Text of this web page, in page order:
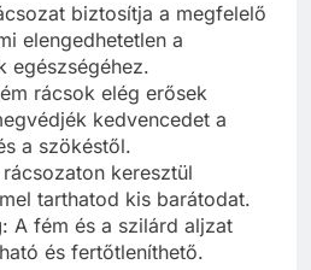
biztosítja a megfelelő
elengedhetetlen a
egészségéhez.
rácsok elég erősek
kedvencedet a
a szökéstől.
keresztül
tarthatod kis barátodat.
: A fém és a szilárd aljzat
és fertőtleníthető.